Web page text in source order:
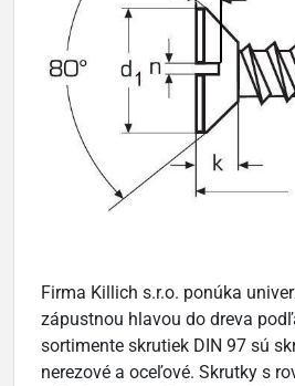
Firma Killich s.r.o. ponúka
zápustnou hlavou do dreva
sortimente skrutiek DIN 97 sú
nerezové a oceľové. Skrutky s